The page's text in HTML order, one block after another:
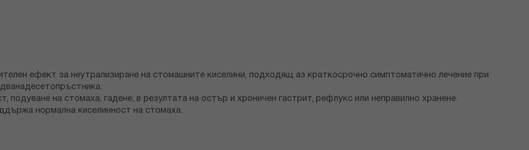
ефект за неутрализиране на стомашните киселини, подходящ аз краткосрочно симптоматично лечение при
подуване на стомаха, гадене, в резултата на остър и хроничен гастрит, рефлукс или неправилно хранене.
нормална киселинност на стомаха.